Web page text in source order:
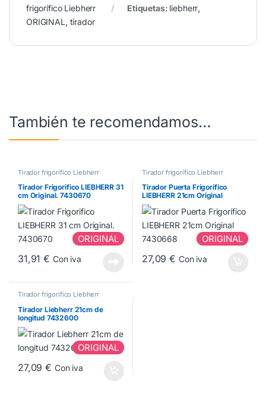
frigorífico Liebherr
Etiquetas: liebherr,
ORIGINAL, tirador
También te recomendamos…
Tirador frigorífico Liebherr
Tirador Frigorifico LIEBHERR 31
cm Original. 7430670
ORIGINAL
31,91€ Con iva
Tirador frigorífico Liebherr
Tirador Puerta Frigorífico
LIEBHERR 21cm Original
7430668
ORIGINAL
27,09€ Con iva
Tirador frigorífico Liebherr
Tirador Liebherr 21cm de
longitud 7432600
ORIGINAL
27,09€ Con iva